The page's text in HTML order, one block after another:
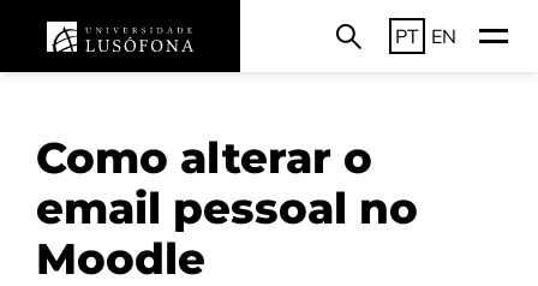
PT EN
Como alterar o
email pessoal no
Moodle